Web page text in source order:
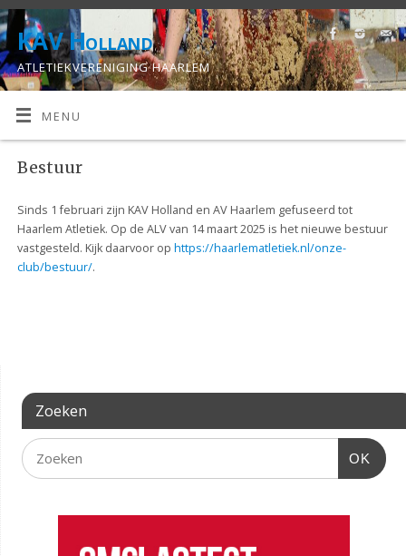
KAV Holland
ATLETIEKVERENIGING HAARLEM
MENU
Bestuur
Sinds 1 februari zijn KAV Holland en AV Haarlem gefuseerd tot
Haarlem Atletiek. Op de ALV van 14 maart 2025 is het nieuwe bestuur
vastgesteld. Kijk daarvoor op https://haarlematletiek.nl/onze-
club/bestuur/.
Zoeken
OK